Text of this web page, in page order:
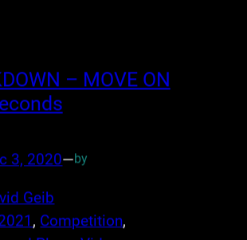
– MOVE ON
3, 2020—by
Geib
Competition